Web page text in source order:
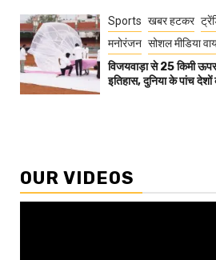
Sports खबर हटकर
मनोरंजन सोशल मीडिया
विजयवाड़ा से 25 किमी
इतिहास, दुनिया के पांच देशों
OUR VIDEOS